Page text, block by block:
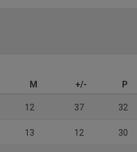
M +/- P
12 37 32
13 12 30